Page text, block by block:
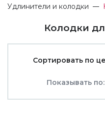
Удлинители и колодки
Колодки
Сортировать по
Показывать по: